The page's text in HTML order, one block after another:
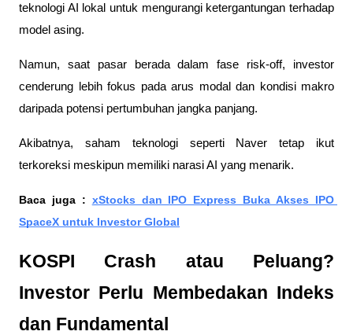
teknologi AI lokal untuk mengurangi ketergantungan terhadap
model asing.
Namun, saat pasar berada dalam fase risk-off, investor
cenderung lebih fokus pada arus modal dan kondisi makro
daripada potensi pertumbuhan jangka panjang.
Akibatnya, saham teknologi seperti Naver tetap ikut
terkoreksi meskipun memiliki narasi AI yang menarik.
Baca juga : xStocks dan IPO Express Buka Akses IPO
SpaceX untuk Investor Global
KOSPI Crash atau Peluang?
Investor Perlu Membedakan Indeks
dan Fundamental